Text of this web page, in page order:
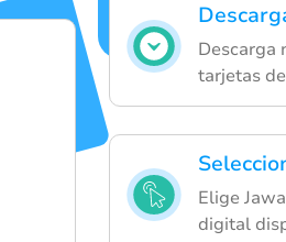
Descarga
tarjetas
Elige
digital